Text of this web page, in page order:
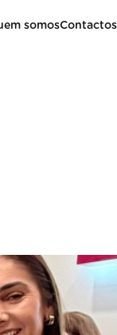
somosContactos